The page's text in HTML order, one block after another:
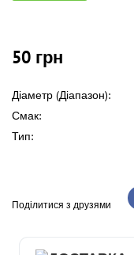
50 грн
Діаметр (Діапазон):
Смак:
Тип:
Поділитися з друзями